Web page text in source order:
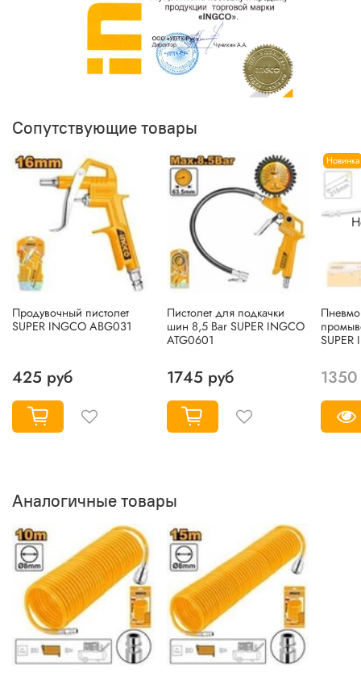
Сопутствующие товары
Продувочный пистолет
SUPER INGCO ABG031
425 руб
Пистолет для подкачки
шин 8,5 Bar SUPER INGCO
ATG0601
1745 руб
Новинка
Аналогичные товары